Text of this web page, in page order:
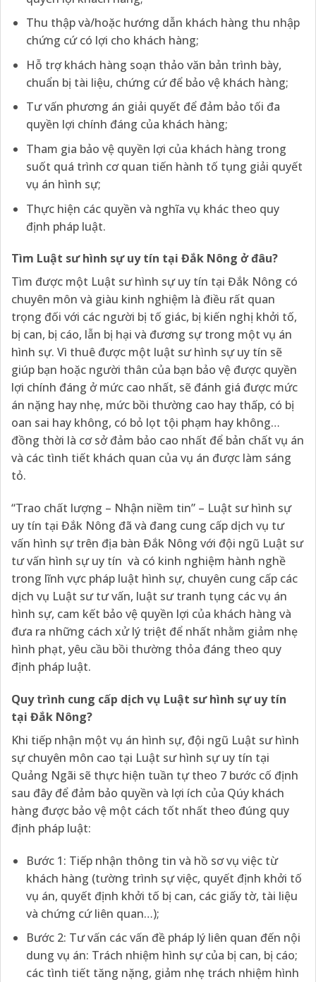
Thu thập và/hoặc hướng dẫn khách hàng thu nhập
chứng cứ có lợi cho khách hàng;
Hỗ trợ khách hàng soạn thảo văn bản trình bày,
chuẩn bị tài liệu, chứng cứ để bảo vệ khách hàng;
Tư vấn phương án giải quyết để đảm bảo tối đa
quyền lợi chính đáng của khách hàng;
Tham gia bảo vệ quyền lợi của khách hàng trong
suốt quá trình cơ quan tiến hành tố tụng giải quyết
vụ án hình sự;
Thực hiện các quyền và nghĩa vụ khác theo quy
định pháp luật.
Tìm Luật sư hình sựuy tín tại Đắk Nông ở đâu?
Tìm được một Luật sư hình sự uy tín tại Đắk Nông có
chuyên môn và giàu kinh nghiệm là điều rất quan
trọng đối với các người bị tố giác, bị kiến nghị khởi tố,
bị can, bị cáo, lẫn bị hại và đương sự trong một vụ án
hình sự. Vì thuê được một luật sư hình sự uy tín sẽ
giúp bạn hoặc người thân của bạn bảo vệ được quyền
lợi chính đáng ở mức cao nhất, sẽ đánh giá được mức
án nặng hay nhẹ, mức bồi thường cao hay thấp, có bị
oan sai hay không, có bỏ lọt tội phạm hay không…
đồng thời là cơ sở đảm bảo cao nhất để bản chất vụ án
và các tình tiết khách quan của vụ án được làm sáng
tỏ.
“Trao chất lượng – Nhận niềm tin” – Luật sư hình sự
uy tín tại Đắk Nông đã và đang cung cấp dịch vụ tư
vấn hình sự trên địa bàn Đắk Nông với đội ngũ Luật sư
tư vấn hình sự uy tín và có kinh nghiệm hành nghề
trong lĩnh vực pháp luật hình sự, chuyên cung cấp các
dịch vụ Luật sư tư vấn, luật sư tranh tụng các vụ án
hình sự, cam kết bảo vệ quyền lợi của khách hàng và
đưa ra những cách xử lý triệt để nhất nhằm giảm nhẹ
hình phạt, yêu cầu bồi thường thỏa đáng theo quy
định pháp luật.
Quy trình cung cấp dịch vụ Luật sư hình sựuy tín
tại Đắk Nông?
Khi tiếp nhận một vụ án hình sự, đội ngũ Luật sư hình
sự chuyên môn cao tại Luật sư hình sự uy tín tại
Quảng Ngãi sẽ thực hiện tuần tự theo 7 bước cố định
sau đây để đảm bảo quyền và lợi ích của Qúy khách
hàng được bảo vệ một cách tốt nhất theo đúng quy
định pháp luật:
Bước 1: Tiếp nhận thông tin và hồ sơ vụ việc từ
khách hàng (tường trình sự việc, quyết định khởi tố
vụ án, quyết định khởi tố bị can, các giấy tờ, tài liệu
và chứng cứ liên quan…);
Bước 2: Tư vấn các vấn đề pháp lý liên quan đến nội
dung vụ án: Trách nhiệm hình sự của bị can, bị cáo;
các tình tiết tăng nặng, giảm nhẹ trách nhiệm hình